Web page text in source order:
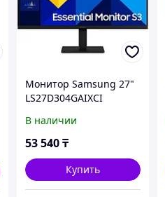
Монитор Samsung 27"
LS27D304GAIXCI
В наличии
53 540₸
Купить